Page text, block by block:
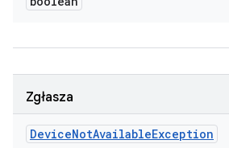
Zgłasza
DeviceNotAvailableException